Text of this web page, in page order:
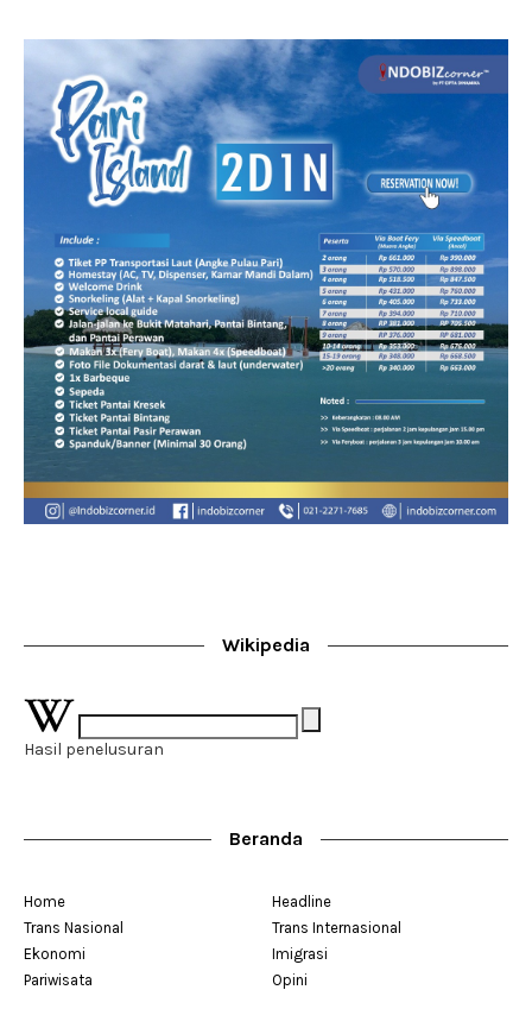
Wikipedia
Hasil penelusuran
Beranda
Home
Headline
Trans Nasional
Trans Internasional
Ekonomi
Imigrasi
Pariwisata
Opini